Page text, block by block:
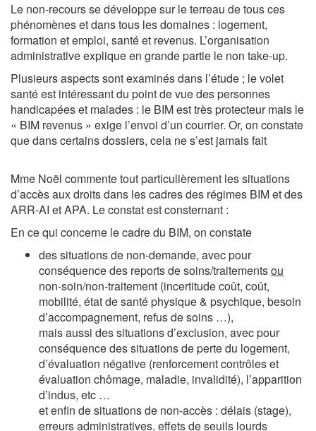
Le non-recours se développe sur le terreau de tous ces
phénomènes et dans tous les domaines : logement,
formation et emploi, santé et revenus. L’organisation
administrative explique en grande partie le non take-up.
Plusieurs aspects sont examinés dans l’étude ; le volet
santé est intéressant du point de vue des personnes
handicapées et malades : le BIM est très protecteur mais le
« BIM revenus » exige l’envoi d’un courrier. Or, on constate
que dans certains dossiers, cela ne s’est jamais fait
Mme Noël commente tout particulièrement les situations
d’accès aux droits dans les cadres des régimes BIM et des
ARR-AI et APA. Le constat est consternant :
En ce qui concerne le cadre du BIM, on constate
des situations de non-demande, avec pour
conséquence des reports de soins/traitementsou
non-soin/non-traitement (incertitude coût, coût,
mobilité, état de santé physique & psychique, besoin
d’accompagnement, refus de soins …),
mais aussi des situations d’exclusion, avec pour
conséquence des situations de perte du logement,
d’évaluation négative (renforcement contrôles et
évaluation chômage, maladie, invalidité), l’apparition
d’indus, etc …
et enfin de situations de non-accès : délais (stage),
erreurs administratives, effets de seuils lourds